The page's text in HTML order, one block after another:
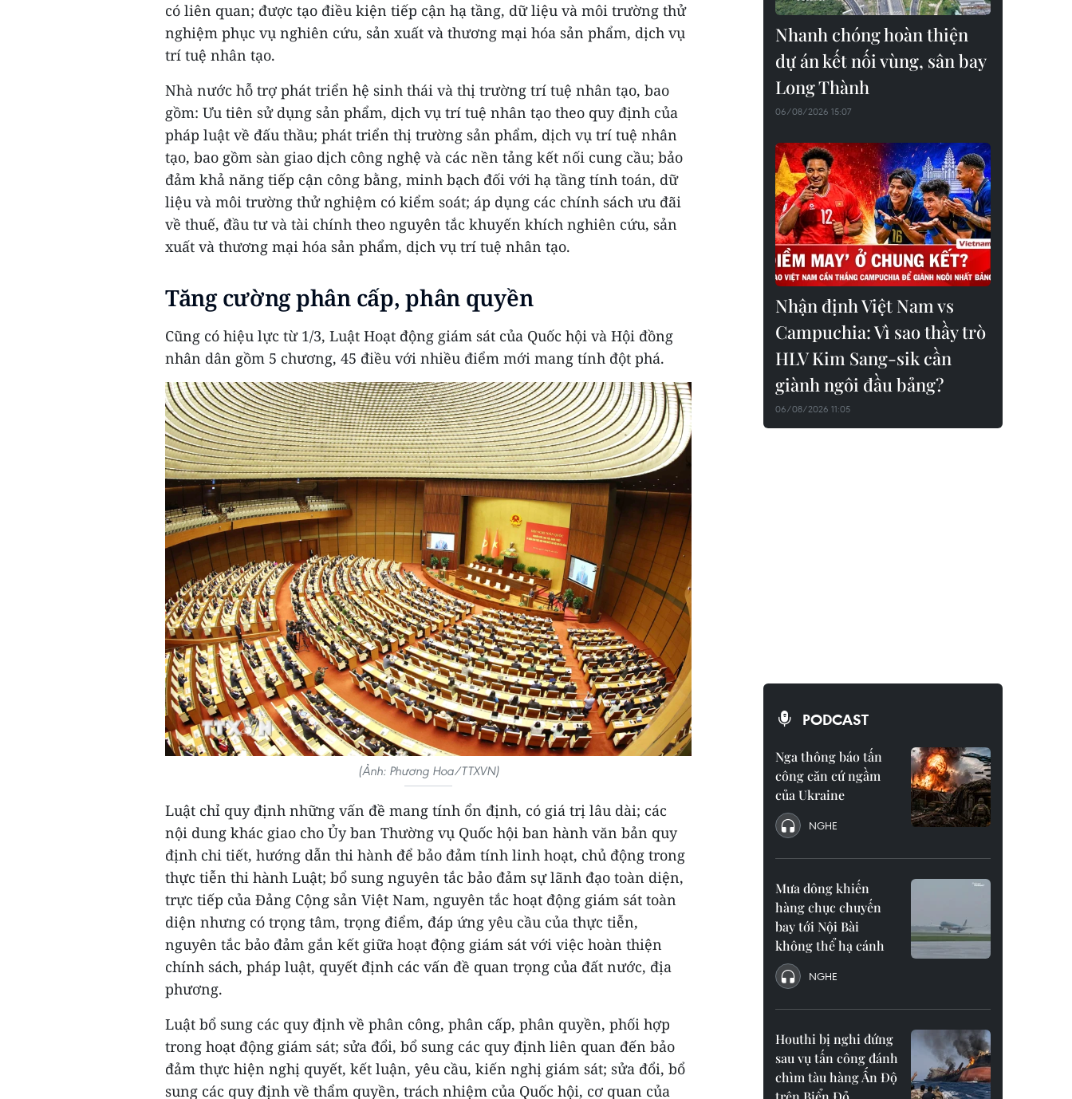
có liên quan; được tạo điều kiện tiếp cận hạ tầng, dữ liệu và môi trường thử
nghiệm phục vụ nghiên cứu, sản xuất và thương mại hóa sản phẩm, dịch vụ
trí tuệ nhân tạo.
Nhà nước hỗ trợ phát triển hệ sinh thái và thị trường trí tuệ nhân tạo, bao
gồm: Ưu tiên sử dụng sản phẩm, dịch vụ trí tuệ nhân tạo theo quy định của
pháp luật về đấu thầu; phát triển thị trường sản phẩm, dịch vụ trí tuệ nhân
tạo, bao gồm sàn giao dịch công nghệ và các nền tảng kết nối cung cầu; bảo
đảm khả năng tiếp cận công bằng, minh bạch đối với hạ tầng tính toán, dữ
liệu và môi trường thử nghiệm có kiểm soát; áp dụng các chính sách ưu đãi
về thuế, đầu tư và tài chính theo nguyên tắc khuyến khích nghiên cứu, sản
xuất và thương mại hóa sản phẩm, dịch vụ trí tuệ nhân tạo.
Tăng cường phân cấp, phân quyền
Cũng có hiệu lực từ 1/3, Luật Hoạt động giám sát của Quốc hội và Hội đồng
nhân dân gồm 5 chương, 45 điều với nhiều điểm mới mang tính đột phá.
(Ảnh: Phương Hoa/TTXVN)
Luật chỉ quy định những vấn đề mang tính ổn định, có giá trị lâu dài; các
nội dung khác giao cho Ủy ban Thường vụ Quốc hội ban hành văn bản quy
định chi tiết, hướng dẫn thi hành để bảo đảm tính linh hoạt, chủ động trong
thực tiễn thi hành Luật; bổ sung nguyên tắc bảo đảm sự lãnh đạo toàn diện,
trực tiếp của Đảng Cộng sản Việt Nam, nguyên tắc hoạt động giám sát toàn
diện nhưng có trọng tâm, trọng điểm, đáp ứng yêu cầu của thực tiễn,
nguyên tắc bảo đảm gắn kết giữa hoạt động giám sát với việc hoàn thiện
chính sách, pháp luật, quyết định các vấn đề quan trọng của đất nước, địa
phương.
Luật bổ sung các quy định về phân công, phân cấp, phân quyền, phối hợp
trong hoạt động giám sát; sửa đổi, bổ sung các quy định liên quan đến bảo
đảm thực hiện nghị quyết, kết luận, yêu cầu, kiến nghị giám sát; sửa đổi, bổ
sung các quy định về thẩm quyền, trách nhiệm của Quốc hội, cơ quan của
Nhanh chóng hoàn thiện
dự án kết nối vùng, sân bay
Long Thành
06/08/2026 15:07
Nhận định Việt Nam vs
Campuchia: Vì sao thầy trò
HLV Kim Sang-sik cần
giành ngôi đầu bảng?
06/08/2026 11:05
PODCAST
Nga thông báo tấn
công căn cứ ngầm
của Ukraine
NGHE
Mưa dông khiến
hàng chục chuyến
bay tới Nội Bài
không thể hạ cánh
NGHE
Houthi bị nghi đứng
sau vụ tấn công đánh
chìm tàu hàng Ấn Độ